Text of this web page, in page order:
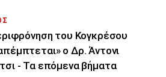
του Κογκρέσου
ο Δρ. Άντονι
- Τα επόμενα βήματα